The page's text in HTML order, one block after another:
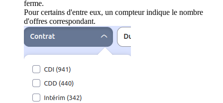
ferme.
Pour certains d'entre eux, un compteur indique le nombre
d'offres correspondant.